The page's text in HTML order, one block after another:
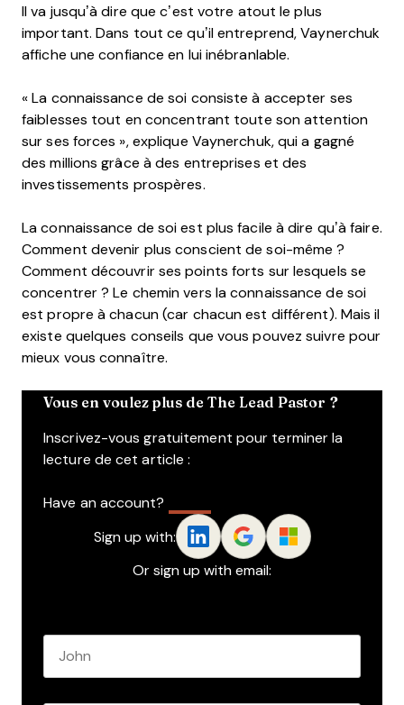
Il va jusqu’à dire que c’est votre atout le plus
important. Dans tout ce qu’il entreprend, Vaynerchuk
affiche une confiance en lui inébranlable.
« La connaissance de soi consiste à accepter ses
faiblesses tout en concentrant toute son attention
sur ses forces », explique Vaynerchuk, qui a gagné
des millions grâce à des entreprises et des
investissements prospères.
La connaissance de soi est plus facile à dire qu’à faire.
Comment devenir plus conscient de soi-même ?
Comment découvrir ses points forts sur lesquels se
concentrer ? Le chemin vers la connaissance de soi
est propre à chacun (car chacun est différent). Mais il
existe quelques conseils que vous pouvez suivre pour
mieux vous connaître.
Vous en voulez plus de The Lead Pastor ?
Inscrivez-vous gratuitement pour terminer la
lecture de cet article :
Have an account?
Sign up with:
Or sign up with email: